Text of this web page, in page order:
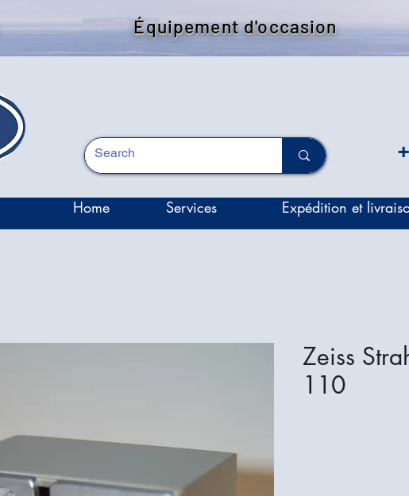
Équipement d'occasion
Home Services Expédition et
Zeiss
110